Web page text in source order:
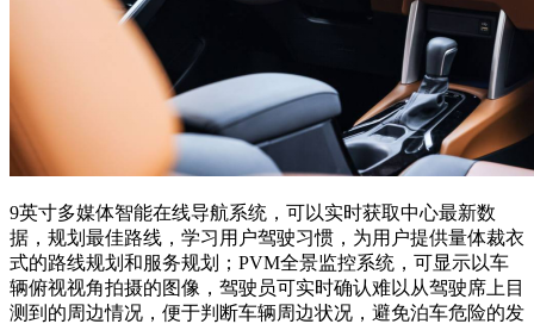
9英寸多媒体智能在线导航系统，可以实时获取中心最新数
据，规划最佳路线，学习用户驾驶习惯，为用户提供量体裁衣
式的路线规划和服务规划；PVM全景监控系统，可显示以车
辆俯视视角拍摄的图像，驾驶员可实时确认难以从驾驶席上目
测到的周边情况，便于判断车辆周边状况，避免泊车危险的发